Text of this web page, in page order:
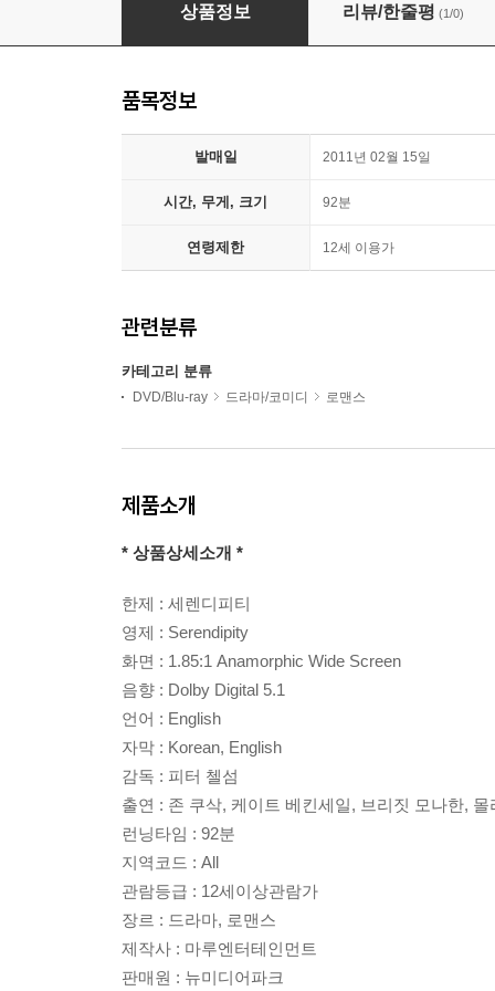
상품정보 리뷰/한줄평 (1/0)
품목정보
발매일 2011년 02월 15일
시간, 무게, 크기 92분
연령제한 12세 이용가
관련분류
카테고리 분류
DVD/Blu-ray 드라마/코미디 로맨스
제품소개
* 상품상세소개 *
한제 : 세렌디피티
영제 : Serendipity
화면 : 1.85:1 Anamorphic Wide Screen
음향 : Dolby Digital 5.1
언어 : English
자막 : Korean, English
감독 : 피터 첼섬
출연 : 존 쿠삭, 케이트 베킨세일, 브리짓 모나한, 몰
런닝타임 : 92분
지역코드 : All
관람등급 : 12세이상관람가
장르 : 드라마, 로맨스
제작사 : 마루엔터테인먼트
판매원 : 뉴미디어파크